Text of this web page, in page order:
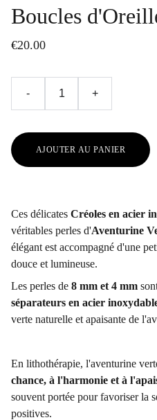
Boucles
€20.00
- +
AJOUTER AU PANIER
Ces délicates Créoles en acier
véritables perles d'Aventurine
élégant est accompagné d'une
douce et lumineuse.
Les perles de 8 mm et 4 mm
séparateurs en acier
verte naturelle et apaisante de
En lithothérapie, l'aventurine
chance, à l'harmonie et à
souvent portée pour favoriser la
positives.